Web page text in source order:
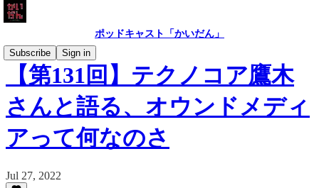
ポッドキャスト「かいだん」
Subscribe
Sign in
【第131回】テクノコア鷹木
さんと語る、オウンドメディ
アって何なのさ
Jul 27, 2022